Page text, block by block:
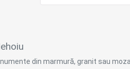
din marmură, granit sau